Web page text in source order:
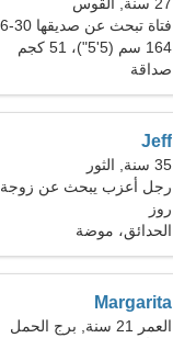
فتاة تبحث عن صديقها 30-36
164 سم (5'5")، 51 كجم
(112 رطلا)
صداقة
Jeff
35 سنة, الثور
رجل أعزب يبحث عن زوجة
23-32
روز
الحدائق، موضة
Margarita
العمر 21 سنة, برج الحمل